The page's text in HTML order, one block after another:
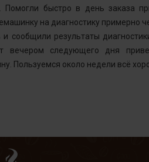
Помогли быстро в день заказа
на диагностику примерно
и сообщили результаты
вечером следующего дня
Пользуемся около недели всё